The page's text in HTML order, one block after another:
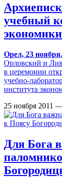
учебный
Орел, 23 ноября.
Орловский и
в церемонии
учебно-
института
25 ноября 2011
Для Бога